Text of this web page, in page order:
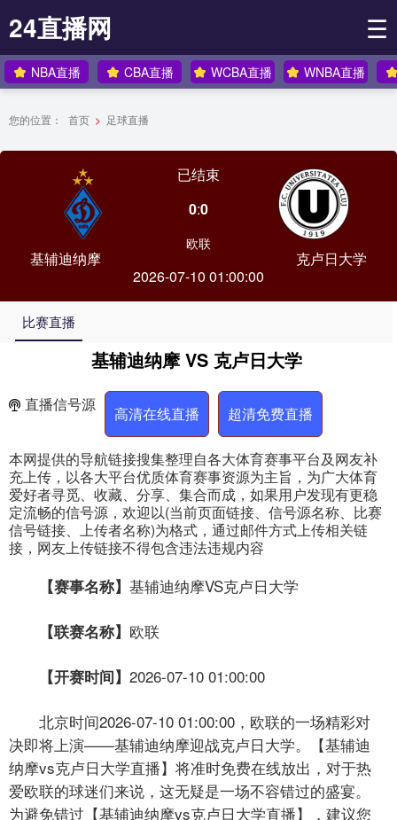
24直播网 ☰
NBA直播 CBA直播 WCBA直播 WNBA直播
您的位置： 首页 > 足球直播
基辅迪纳摩
已结束
0:0
欧联
2026-07-10 01:00:00
克卢日大学
比赛直播
基辅迪纳摩 VS 克卢日大学
直播信号源 高清在线直播 超清免费直播
本网提供的导航链接搜集整理自各大体育赛事平台及网友补
充上传，以各大平台优质体育赛事资源为主旨，为广大体育
爱好者寻觅、收藏、分享、集合而成，如果用户发现有更稳
定流畅的信号源，欢迎以(当前页面链接、信号源名称、比赛
信号链接、上传者名称)为格式，通过邮件方式上传相关链
接，网友上传链接不得包含违法违规内容
【赛事名称】 基辅迪纳摩VS克卢日大学
【联赛名称】 欧联
【开赛时间】 2026-07-10 01:00:00
北京时间2026-07-10 01:00:00，欧联的一场精彩对
决即将上演——基辅迪纳摩迎战克卢日大学。【基辅迪
纳摩vs克卢日大学直播】将准时免费在线放出，对于热
爱欧联的球迷们来说，这无疑是一场不容错过的盛宴。
为避免错过【基辅迪纳摩vs克卢日大学直播】，建议您